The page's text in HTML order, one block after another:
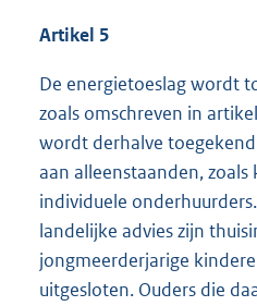
Artikel 5
De energietoeslag wordt
zoals omschreven in
wordt derhalve
aan alleenstaanden,
individuele
landelijke advies zijn
jongmeerderjarige
uitgesloten. Ouders die